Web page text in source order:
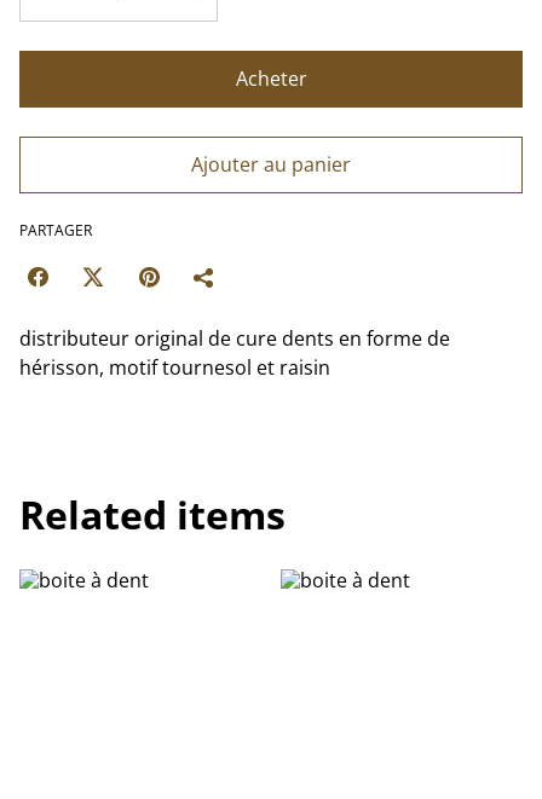
Acheter
Ajouter au panier
PARTAGER
distributeur original de cure dents en forme de
hérisson, motif tournesol et raisin
Related items